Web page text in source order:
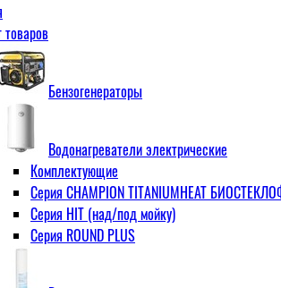
товаров
Бензогенераторы
Водонагреватели электрические
Комплектующие
Серия CHAMPION TITANIUMHEAT
Серия HIT (над/под мойку)
Серия ROUND PLUS